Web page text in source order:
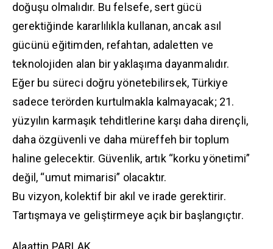
doğuşu olmalıdır. Bu felsefe, sert gücü
gerektiğinde kararlılıkla kullanan, ancak asıl
gücünü eğitimden, refahtan, adaletten ve
teknolojiden alan bir yaklaşıma dayanmalıdır.
Eğer bu süreci doğru yönetebilirsek, Türkiye
sadece terörden kurtulmakla kalmayacak; 21.
yüzyılın karmaşık tehditlerine karşı daha dirençli,
daha özgüvenli ve daha müreffeh bir toplum
haline gelecektir. Güvenlik, artık “korku yönetimi”
değil, “umut mimarisi” olacaktır.
Bu vizyon, kolektif bir akıl ve irade gerektirir.
Tartışmaya ve geliştirmeye açık bir başlangıçtır.
Alaattin PARLAK